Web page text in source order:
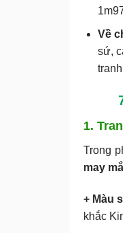
Về
sứ,
1.
Trong
may
+ Màu
khắc